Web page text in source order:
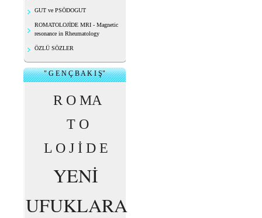
GUT ve PSÖDOGUT
ROMATOLOJİDE MRI - Magnetic
resonance in Rheumatology
ÖZLÜ SÖZLER
" G E N Ç B A K I Ş"
R O MA
T O
L O J İ D E
YENİ
UFUKLARA